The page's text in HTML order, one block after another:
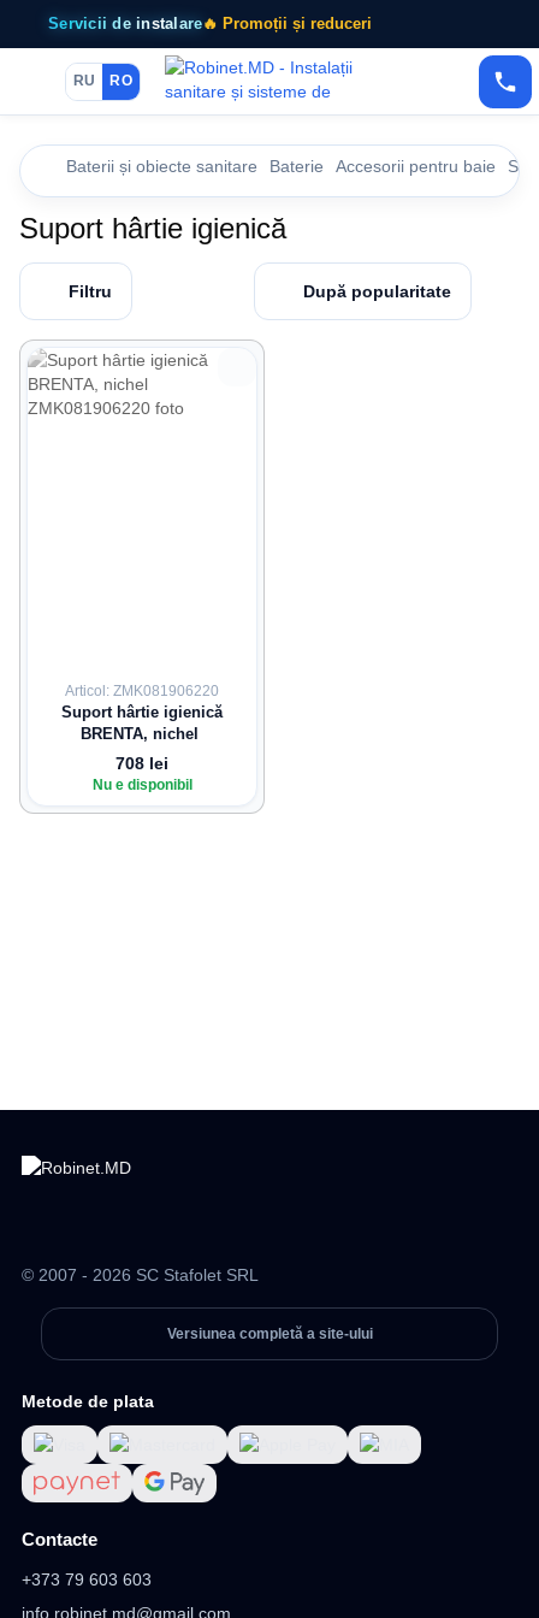
Servicii de instalare🔥 Promoții și reduceri
RU RO
Baterii și obiecte sanitare Baterie Accesorii pentru baie
Suport hârtie igienică
Filtru După popularitate
Articol: ZMK081906220
Suport hârtie igienică
BRENTA, nichel
708 lei
Nu e disponibil
© 2007 - 2026 SC Stafolet SRL
Versiunea completă a site-ului
Metode de plata
Contacte
+373 79 603 603
info.robinet.md@gmail.com